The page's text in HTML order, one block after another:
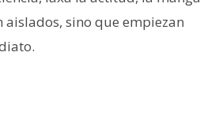
aislados, sino que empiezan